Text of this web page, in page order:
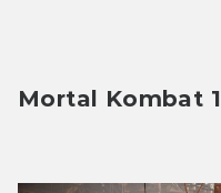
Mortal Kombat 1